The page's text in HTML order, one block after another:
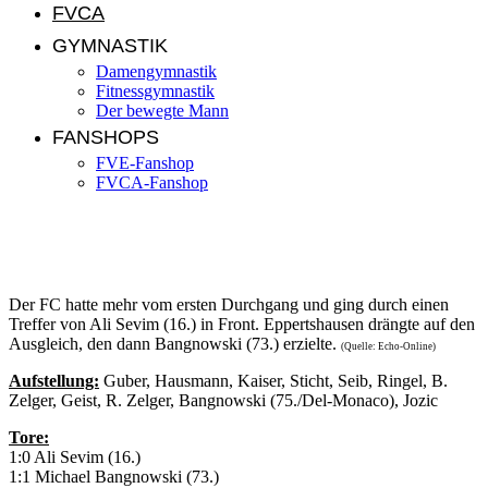
FVCA
GYMNASTIK
Damengymnastik
Fitnessgymnastik
Der bewegte Mann
FANSHOPS
FVE-Fanshop
FVCA-Fanshop
Der FC hatte mehr vom ersten Durchgang und ging durch einen
Treffer von Ali Sevim (16.) in Front. Eppertshausen drängte auf den
Ausgleich, den dann Bangnowski (73.) erzielte. (Quelle: Echo-Online)
Aufstellung: Guber, Hausmann, Kaiser, Sticht, Seib, Ringel, B.
Zelger, Geist, R. Zelger, Bangnowski (75./Del-Monaco), Jozic
Tore:
1:0 Ali Sevim (16.)
1:1 Michael Bangnowski (73.)